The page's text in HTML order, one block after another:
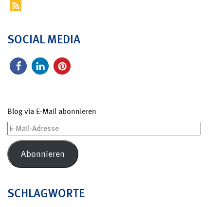
SOCIAL MEDIA
Blog via E-Mail abonnieren
E-
Mail-
Adresse
Abonnieren
SCHLAGWORTE